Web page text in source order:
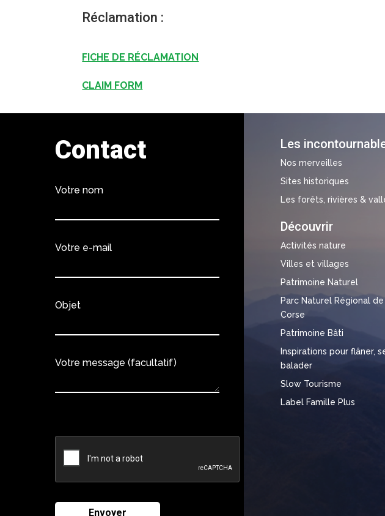
Réclamation :
FICHE DE RÉCLAMATION
CLAIM FORM
Les
Nos merveilles
Sites historiques
Les forêts, rivières &
Découvrir
Activités nature
Villes et villages
Patrimoine Naturel
Parc Naturel Régional de
Corse
Patrimoine Bâti
Inspirations pour flâner,
balader
Slow Tourisme
Label Famille Plus
Contact
Votre nom
Votre e-mail
Objet
Votre message (facultatif)